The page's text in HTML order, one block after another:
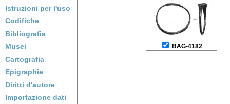
Istruzioni per l'uso
Codifiche
Bibliografia
Musei
Cartografia
Epigraphie
Diritti d'autore
Importazione dati
BAG-4182